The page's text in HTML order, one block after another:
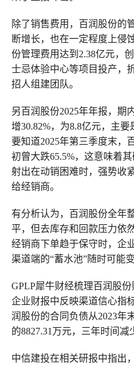
除了销售费用，百润股份的
断增长，也在一定程度上侵
份管理费用达到2.38亿元，
士忌体验中心等项目投产，
招人组建团队。
另百润股份2025年年报，期
增30.82%，为8.8亿元，主要
要知道2025年第三季度末，
初曾大跌65.5%，这意味着
射出在动销困难时，强势收
给经销商。
有分析认为，百润股份全年
平，但去库存和回款压力依
经销商下单趋于保守时，企
渠道端的“蓄水池”随时可能变
GPLP犀牛财经梳理百润股
企业财报中反映渠道信心指
润股份的合同负债从2023年
的8827.31万元，三年时间减
中信建投在相关研报中指出